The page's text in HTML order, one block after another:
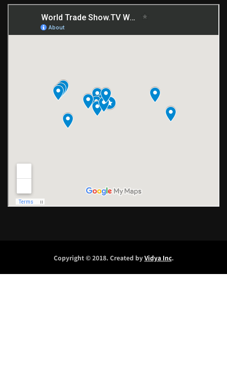
Copyright © 2018. Created byVidya Inc.